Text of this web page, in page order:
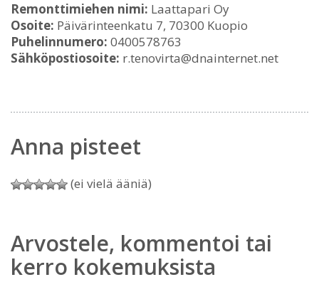
Remonttimiehen nimi: Laattapari Oy
Osoite: Päivärinteenkatu 7, 70300 Kuopio
Puhelinnumero: 0400578763
Sähköpostiosoite: r.tenovirta@dnainternet.net
Anna pisteet
(ei vielä ääniä)
Arvostele, kommentoi tai
kerro kokemuksista